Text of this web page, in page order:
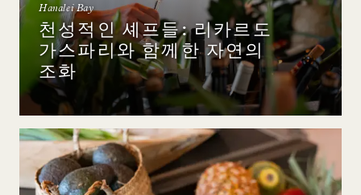
Hanalei Bay
천성적인 셰프들: 리카르도
가스파리와 함께한 자연의
조화